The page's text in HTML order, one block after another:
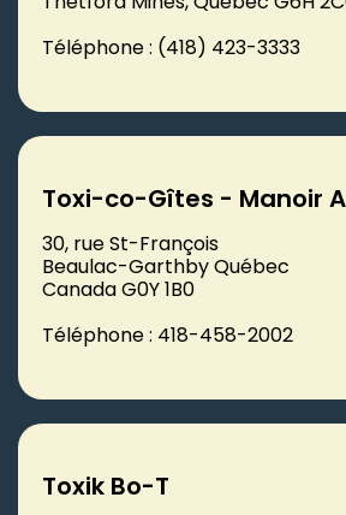
Téléphone : (418) 423-3333
Toxi-co-Gîtes - Manoir
30, rue St-François
Beaulac-Garthby Québec
Canada G0Y 1B0
Téléphone : 418-458-2002
Toxik Bo-T